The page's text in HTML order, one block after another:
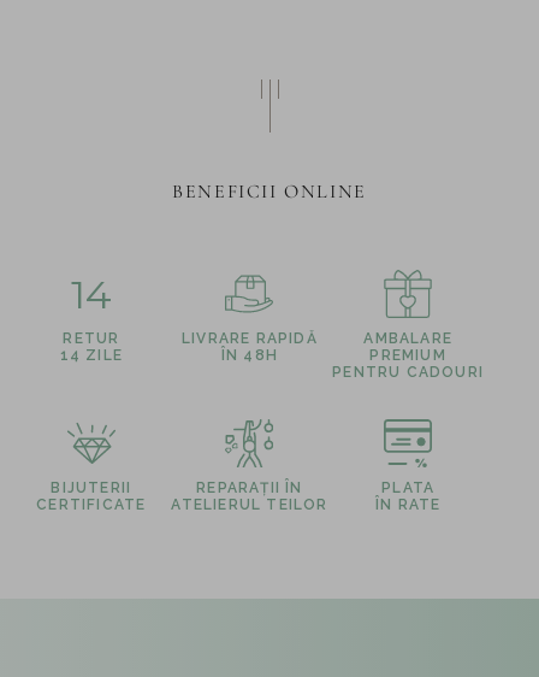
BENEFICII ONLINE
14
RETUR
14 ZILE
LIVRARE RAPIDĂ
ÎN 48H
AMBALARE
PREMIUM
PENTRU CADOURI
BIJUTERII
CERTIFICATE
REPARAȚII ÎN
ATELIERUL TEILOR
PLATA
ÎN RATE